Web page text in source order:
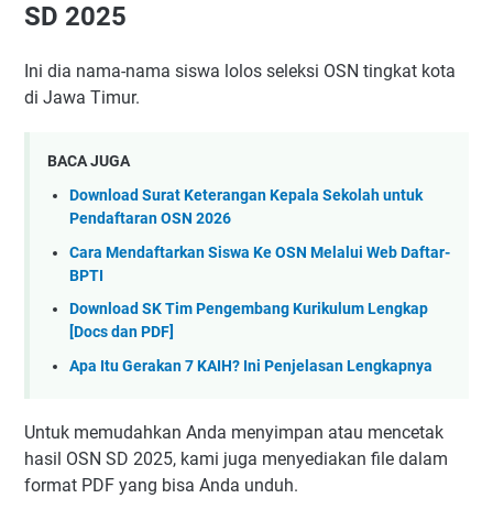
SD 2025
Ini dia nama-nama siswa lolos seleksi OSN tingkat kota
di Jawa Timur.
BACA JUGA
Download Surat Keterangan Kepala Sekolah untuk
Pendaftaran OSN 2026
Cara Mendaftarkan Siswa Ke OSN Melalui Web Daftar-
BPTI
Download SK Tim Pengembang Kurikulum Lengkap
[Docs dan PDF]
Apa Itu Gerakan 7 KAIH? Ini Penjelasan Lengkapnya
Untuk memudahkan Anda menyimpan atau mencetak
hasil OSN SD 2025, kami juga menyediakan file dalam
format PDF yang bisa Anda unduh.